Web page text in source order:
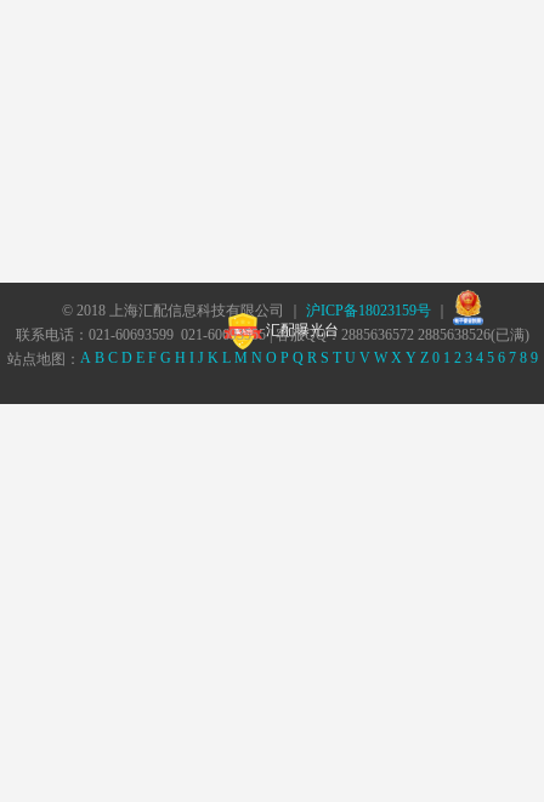
© 2018 上海汇配信息科技有限公司 ｜ 沪ICP备18023159号｜
汇配曝光台
联系电话：021-60693599 021-60693555 | 客服QQ：2885636572 2885638526(已满)
站点地图： A B C D E F G H I J K L M N O P Q R S T U V W X Y Z 0 1 2 3 4 5 6 7 8 9